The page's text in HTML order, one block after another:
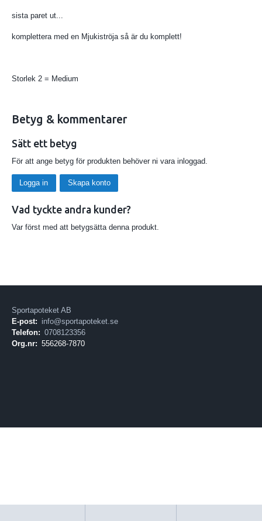
sista paret ut...
komplettera med en Mjukiströja så är du komplett!
Storlek 2 = Medium
Betyg & kommentarer
Sätt ett betyg
För att ange betyg för produkten behöver ni vara inloggad.
Logga in Skapa konto
Vad tyckte andra kunder?
Var först med att betygsätta denna produkt.
Sportapoteket AB
E-post: info@sportapoteket.se
Telefon: 0708123356
Org.nr: 556268-7870